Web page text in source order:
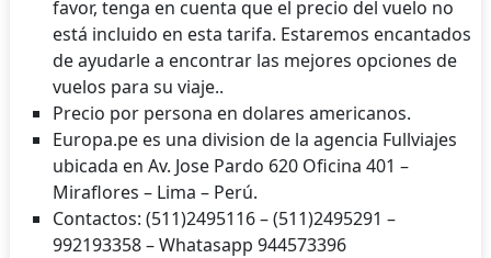
favor, tenga en cuenta que el precio del vuelo no
está incluido en esta tarifa. Estaremos encantados
de ayudarle a encontrar las mejores opciones de
vuelos para su viaje..
Precio por persona en dolares americanos.
Europa.pe es una division de la agencia Fullviajes
ubicada en Av. Jose Pardo 620 Oficina 401 –
Miraflores – Lima – Perú.
Contactos: (511)2495116 – (511)2495291 –
992193358 – Whatasapp 944573396